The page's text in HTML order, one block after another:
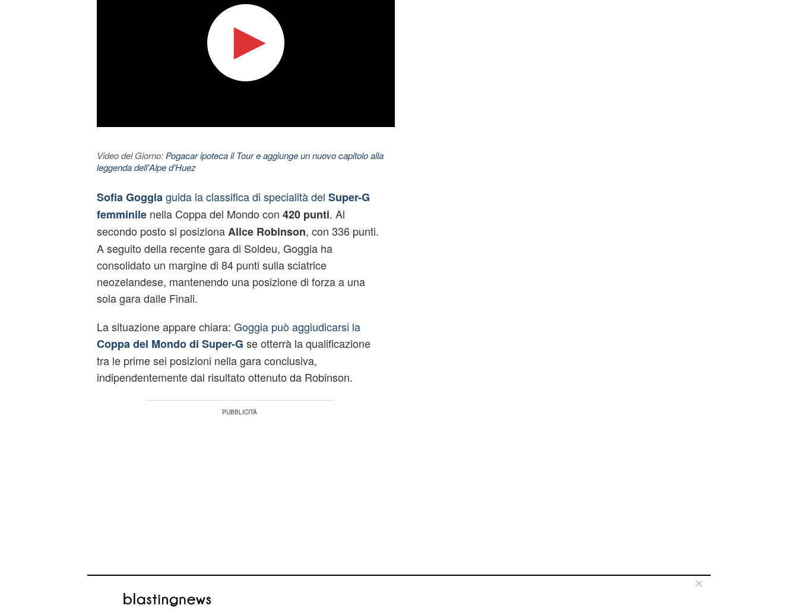
Video del Giorno: Pogacar ipoteca il Tour e aggiunge un nuovo capitolo alla
leggenda dell'Alpe d'Huez
Sofia Goggia guida la classifica di specialità del Super-G
femminilenella Coppa del Mondo con 420 punti. Al
secondo posto si posizionaAlice Robinson, con 336 punti.
A seguito della recente gara di Soldeu, Goggia ha
consolidato un margine di 84 punti sulla sciatrice
neozelandese, mantenendo una posizione di forza a una
sola gara dalle Finali.
La situazione appare chiara: Goggia può aggiudicarsi la
Coppa del Mondo di Super-G se otterrà la qualificazione
tra le prime sei posizioni nella gara conclusiva,
indipendentemente dal risultato ottenuto da Robinson.